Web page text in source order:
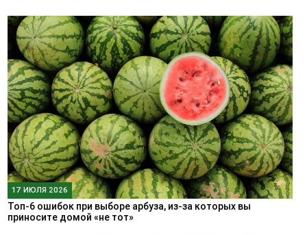
17 ИЮЛЯ 2026
Топ-6 ошибок при выборе арбуза, из-за которых вы
приносите домой «не тот»